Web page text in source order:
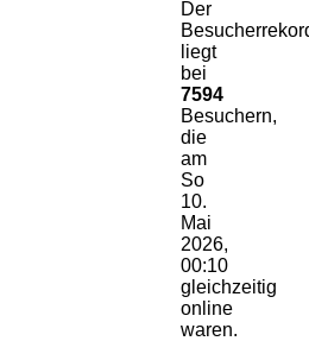
Der
liegt
bei
7594
Besuchern,
die
am
So
10.
Mai
2026,
00:10
gleichzeitig
online
waren.